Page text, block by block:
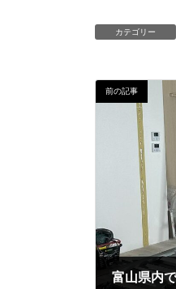
カテゴリー
前の記事